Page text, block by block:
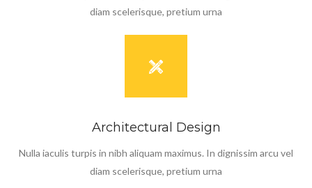
diam scelerisque, pretium urna
Architectural Design
Nulla iaculis turpis in nibh aliquam maximus. In dignissim arcu vel
diam scelerisque, pretium urna